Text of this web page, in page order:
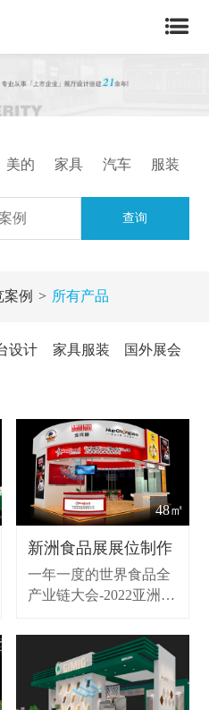
美的 家具 汽车 服装
查询
案例 所有产品
设计 家具服装 国外展会
48㎡
新洲食品展展位制作
一年一度的世界食品全
产业链大会-2022亚洲
览会(以下简称AIFE)由
北京柏威展览有限公司
联合众多协会共同承
办。历经十余年卓越发